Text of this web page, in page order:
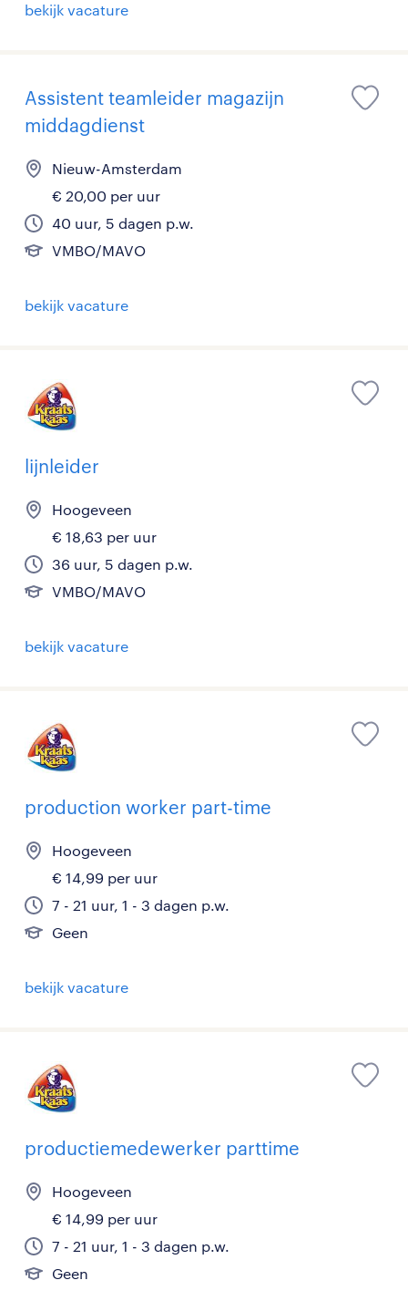
bekijk vacature
Assistent teamleider magazijn
middagdienst
Nieuw-Amsterdam
€ 20,00 per uur
40 uur, 5 dagen p.w.
VMBO/MAVO
bekijk vacature
lijnleider
Hoogeveen
€ 18,63 per uur
36 uur, 5 dagen p.w.
VMBO/MAVO
bekijk vacature
production worker part-time
Hoogeveen
€ 14,99 per uur
7 - 21 uur, 1 - 3 dagen p.w.
Geen
bekijk vacature
productiemedewerker parttime
Hoogeveen
€ 14,99 per uur
7 - 21 uur, 1 - 3 dagen p.w.
Geen